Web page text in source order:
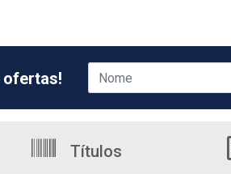
ofertas!
Títulos